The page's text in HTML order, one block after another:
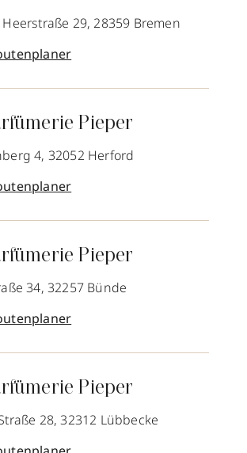
29, 28359 Bremen
Pieper
4, 32052 Herford
Pieper
34, 32257 Bünde
Pieper
28, 32312 Lübbecke